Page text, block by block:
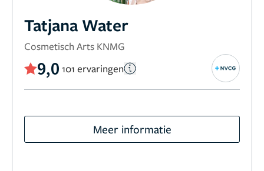
Tatjana Water
Cosmetisch Arts KNMG
9,0 101 ervaringen
Meer informatie